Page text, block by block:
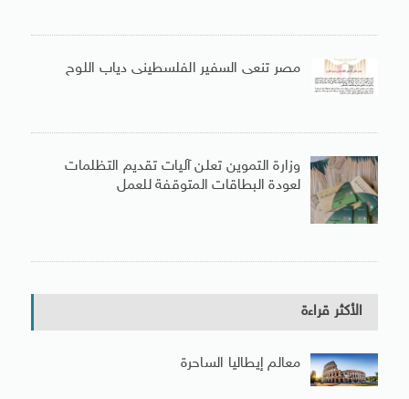
مصر تنعى السفير الفلسطينى دياب اللوح
وزارة التموين تعلن آليات تقديم التظلمات
لعودة البطاقات المتوقفة للعمل
الأكثر قراءة
معالم إيطاليا الساحرة